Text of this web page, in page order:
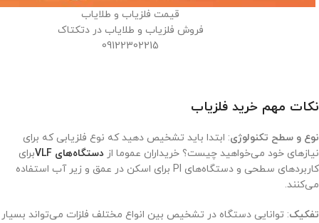
قیمت فلزیاب و طلایاب
فروش فلزیاب و طلایاب در دتکتاک
09122302215
نکات مهم خرید فلزیاب
نوع و سطح تکنولوژی: ابتدا باید تشخیص دهید که نوع فلزیابی که برای
نیازهای خود می‌خواهید چیست؟ خریداران عموما از دستگاه‌های VLF
برای
کاربردهای سطحی و دستگاه‌های PI برای اسکن در عمق و زیر آب استفاده
می‌کنند.
تفکیک: توانایی دستگاه در تشخیص بین انواع مختلف فلزات می‌تواند بسیار